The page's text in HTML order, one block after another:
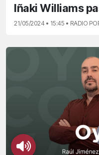
Iñaki Williams
21/05/2024 • 15:45 • RADIO